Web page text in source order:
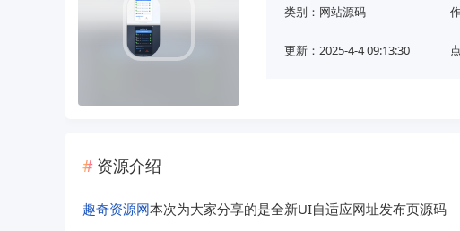
类别： 网站源码
更新：2025-4-4 09:13:30
资源介绍
趣奇资源网本次为大家分享的是全新UI自适应网址发布页源码